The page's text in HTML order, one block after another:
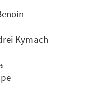
Kymach